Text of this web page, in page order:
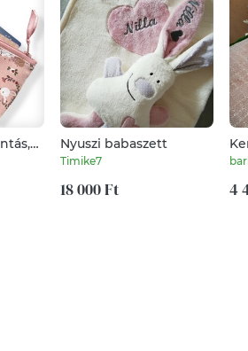
Nyuszi babaszett
Timike7
18 000 Ft 4